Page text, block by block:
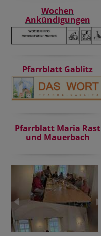
Wochen
Ankündigungen
Pfarrblatt Gablitz
Pfarrblatt Maria Rast
und Mauerbach